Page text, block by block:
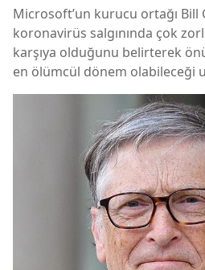
Microsoft’un kurucu ortağı Bill
koronavirüs salgınında çok
karşıya olduğunu belirterek
en ölümcül dönem olabileceği